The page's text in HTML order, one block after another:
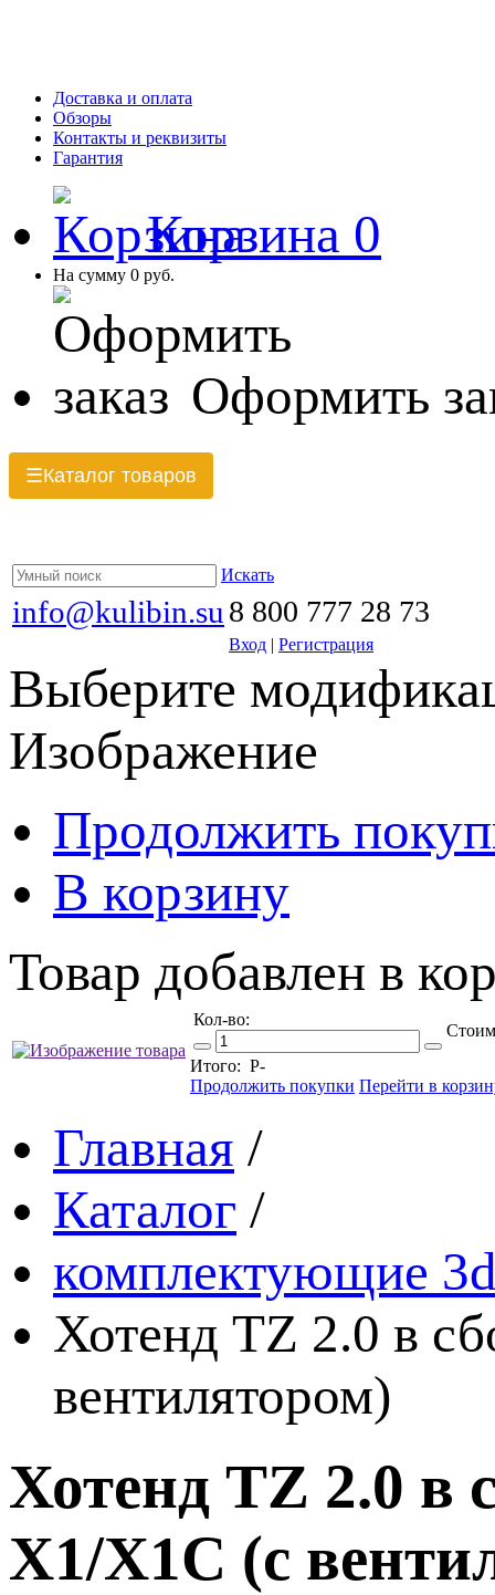
Доставка и оплата
Обзоры
Контакты и реквизиты
Гарантия
Корзина 0
На сумму 0 руб.
Оформить
☰Каталог товаров
Искать
info@kulibin.su 8 800 777 28 73
Вход | Регистрация
Выберите
Изображение
Продолжить
В корзину
Товар добавлен в
Кол-во:
Итого: Р-
Продолжить покупки Перейти в
Главная /
Каталог /
комплектующие
Хотенд TZ 2.0 в
вентилятором)
Хотенд TZ 2.0 в
X1/X1C (с